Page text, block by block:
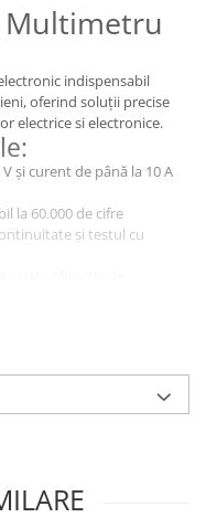
Multimetru
indispensabil
oferind soluții precise
electrice si electronice.
și curent de până la 10 A
la 60.000 de cifre
și testul cu
la 6 mF
la 760 °C
de măsurare a filtrului
automată și manuală a
pentru utilizare grea în